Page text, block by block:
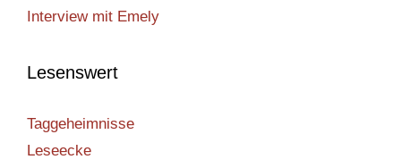
Interview mit Emely
Lesenswert
Taggeheimnisse
Leseecke